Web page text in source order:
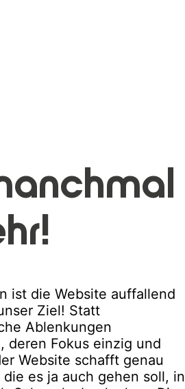
ist die Website auffallend
Ziel! Statt
Ablenkungen
deren Fokus einzig und
Website schafft genau
es ja auch gehen soll, in